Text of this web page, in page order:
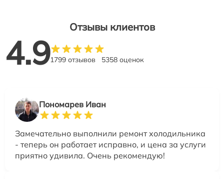
Отзывы клиентов
4.91799 отзывов 5358 оценок
Пономарев Иван
Замечательно выполнили ремонт холодильника
- теперь он работает исправно, и цена за услуги
приятно удивила. Очень рекомендую!